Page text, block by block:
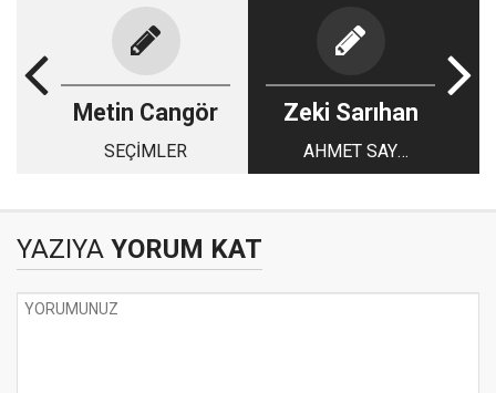
Metin Cangör
SEÇİMLER
Zeki Sarıhan
AHMET SAY
HAKKINDA BİRKAÇ
YAZIYA YORUM KAT